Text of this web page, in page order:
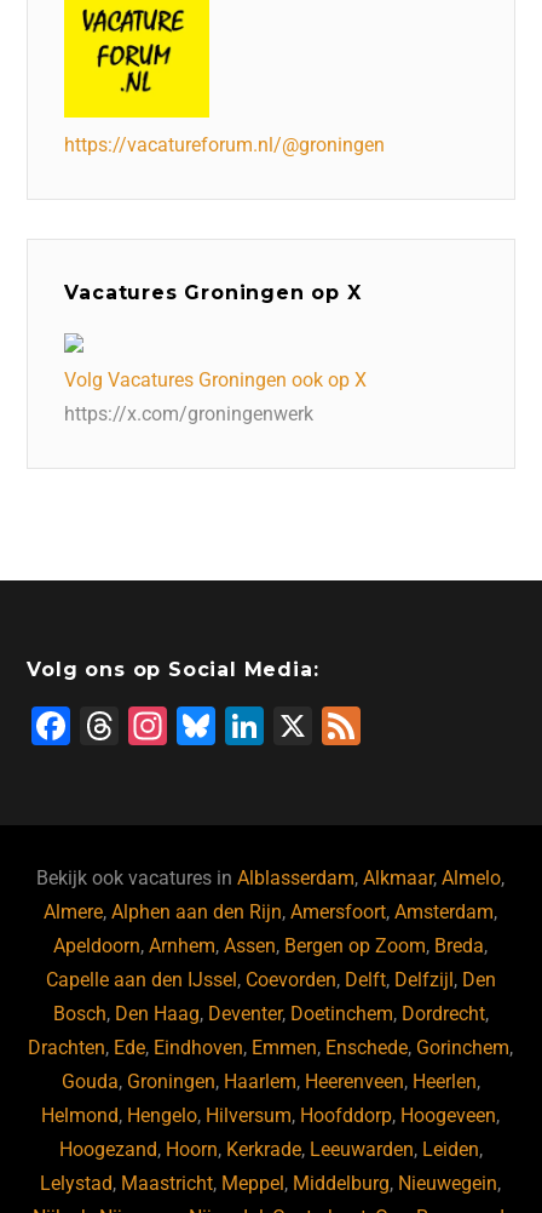
https://vacatureforum.nl/@groningen
Vacatures Groningen op X
Volg Vacatures Groningen ook op X
https://x.com/groningenwerk
Volg ons op Social Media:
F
b
o
o
k
T
d
s
In
a
m
Bl
ky
Li
dI
n
X
Bekijk ook vacatures inAlblasserdam,Alkmaar,Almelo,
Almere,Alphen aan den Rijn,Amersfoort,Amsterdam,
Apeldoorn,Arnhem,Assen, Bergen op Zoom, Breda,
Capelle aan den IJssel, Coevorden, Delft, Delfzijl, Den
Bosch, Den Haag, Deventer, Doetinchem, Dordrecht,
Drachten, Ede, Eindhoven, Emmen, Enschede, Gorinchem,
Gouda, Groningen, Haarlem, Heerenveen, Heerlen,
Helmond, Hengelo, Hilversum, Hoofddorp, Hoogeveen,
Hoogezand, Hoorn, Kerkrade, Leeuwarden, Leiden,
Lelystad, Maastricht, Meppel, Middelburg, Nieuwegein,